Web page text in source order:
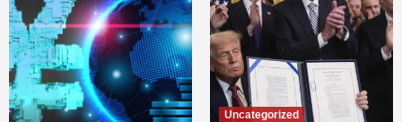
Uncategorized